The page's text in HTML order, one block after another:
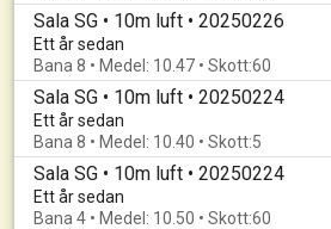
Sala SG • 10m luft • 20250226
Ett år sedan
Bana 8 • Medel: 10.47 • Skott:60
Sala SG • 10m luft • 20250224
Ett år sedan
Bana 8 • Medel: 10.40 • Skott:5
Sala SG • 10m luft • 20250224
Ett år sedan
Bana 4 • Medel: 10.50 • Skott:60